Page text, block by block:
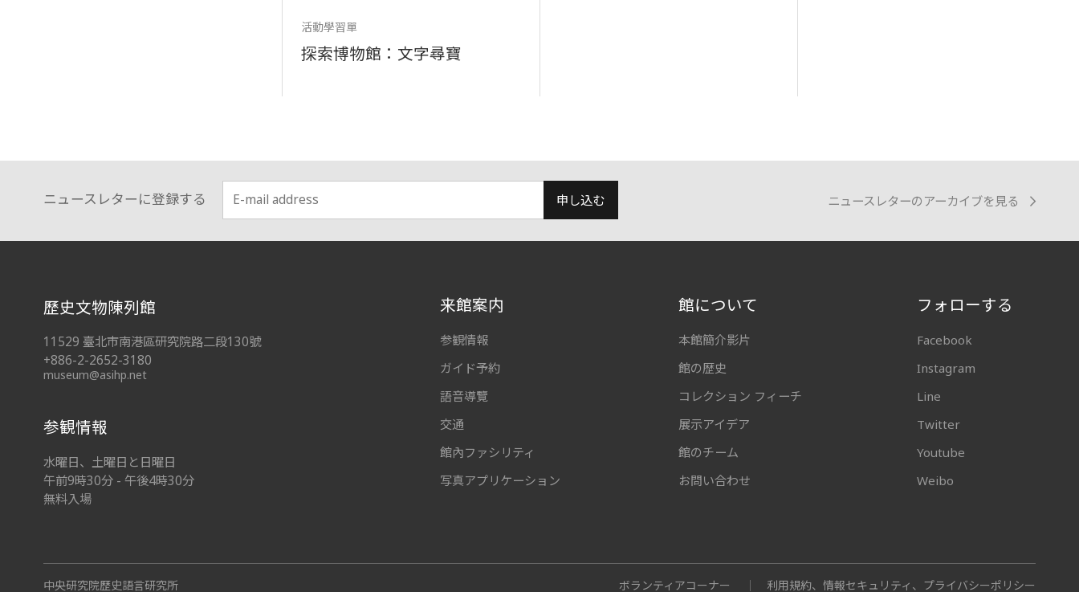
活動學習單
探索博物館：文字尋寶
ニュースレターに登録する 申し込む ニュースレターのアーカイブを見る
:::
歷史文物陳列館
11529 臺北市南港區研究院路二段130號
+886-2-2652-3180
museum@asihp.net
参観情報
水曜日、土曜日と日曜日
午前9時30分 - 午後4時30分
無料入場
来館案内
参観情報
ガイド予約
語音導覽
交通
館內ファシリティ
写真アプリケーション
館について
本館簡介影片
館の歴史
コレクション フィーチ
展示アイデア
館のチーム
お問い合わせ
フォローする
Facebook
Instagram
Line
Twitter
Youtube
Weibo
中央研究院歷史語言研究所 ボランティアコーナー 利用規約、情報セキュリティ、プライバシーポリシー